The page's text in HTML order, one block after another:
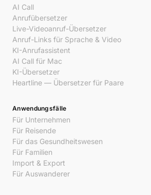
AI Call
Anrufübersetzer
Live-Videoanruf-Übersetzer
Anruf-Links für Sprache & Video
KI-Anrufassistent
AI Call für Mac
KI-Übersetzer
Heartline — Übersetzer für Paare
Anwendungsfälle
Für Unternehmen
Für Reisende
Für das Gesundheitswesen
Für Familien
Import & Export
Für Auswanderer